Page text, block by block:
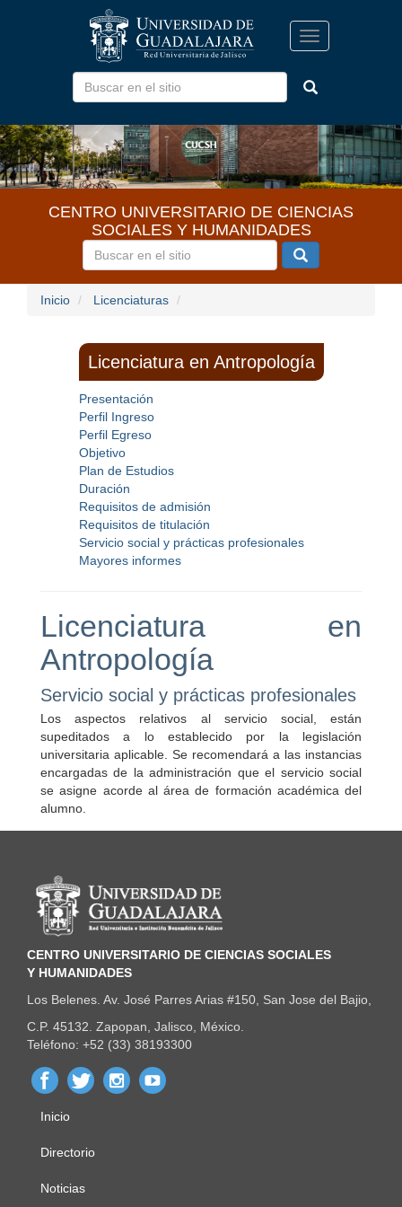
Toggle
navigation
CENTRO UNIVERSITARIO DE CIENCIAS
SOCIALES Y HUMANIDADES
Inicio Licenciaturas
Licenciatura en
Antropología
Servicio social y prácticas profesionales
Los aspectos relativos al servicio social, están
supeditados a lo establecido por la legislación
universitaria aplicable. Se recomendará a las instancias
encargadas de la administración que el servicio social
se asigne acorde al área de formación académica del
alumno.
Licenciatura en Antropología
Presentación
Perfil Ingreso
Perfil Egreso
Objetivo
Plan de Estudios
Duración
Requisitos de admisión
Requisitos de titulación
Servicio social y prácticas profesionales
Mayores informes
Información del portal
CENTRO UNIVERSITARIO DE CIENCIAS SOCIALES
Y HUMANIDADES
Los Belenes. Av. José Parres Arias #150, San Jose del Bajio,
C.P. 45132. Zapopan, Jalisco, México.
Teléfono: +52 (33) 38193300
Menú
principal
Inicio
Directorio
Noticias